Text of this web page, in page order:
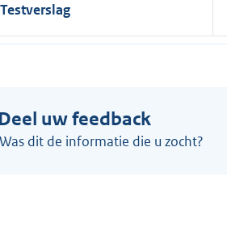
Testverslag
uw feedback
Was dit de informatie die u zocht?